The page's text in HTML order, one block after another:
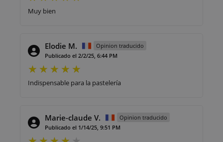
Muy bien
Elodie M.
Opinion traducido
Publicado el 2/2/25, 6:44 PM
Indispensable para la pastelería
Marie-claude V.
Opinion traducido
Publicado el 1/14/25, 9:51 PM